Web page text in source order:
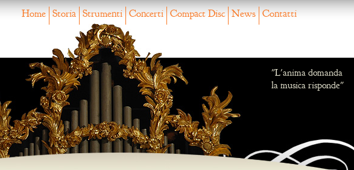
Home Storia Strumenti Concerti Compact Disc News Contatti
"L'anima domanda
la musica risponde"